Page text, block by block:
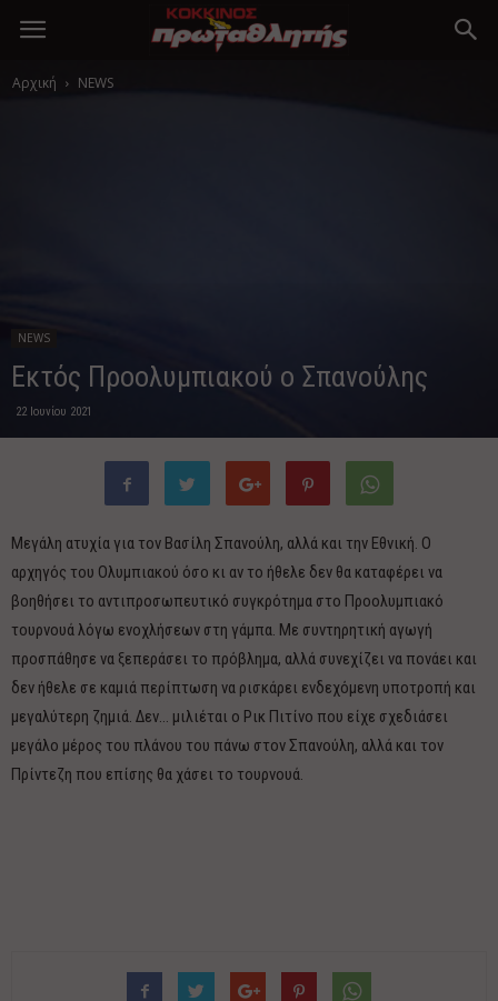
Αρχική NEWS
NEWS
Εκτός Προολυμπιακού ο Σπανούλης
22 Ιουνίου 2021
Μεγάλη ατυχία για τον Βασίλη Σπανούλη, αλλά και την Εθνική. Ο
αρχηγός του Ολυμπιακού όσο κι αν το ήθελε δεν θα καταφέρει να
βοηθήσει το αντιπροσωπευτικό συγκρότημα στο Προολυμπιακό
τουρνουά λόγω ενοχλήσεων στη γάμπα. Με συντηρητική αγωγή
προσπάθησε να ξεπεράσει το πρόβλημα, αλλά συνεχίζει να πονάει και
δεν ήθελε σε καμιά περίπτωση να ρισκάρει ενδεχόμενη υποτροπή και
μεγαλύτερη ζημιά. Δεν… μιλιέται ο Ρικ Πιτίνο που είχε σχεδιάσει
μεγάλο μέρος του πλάνου του πάνω στον Σπανούλη, αλλά και τον
Πρίντεζη που επίσης θα χάσει το τουρνουά.